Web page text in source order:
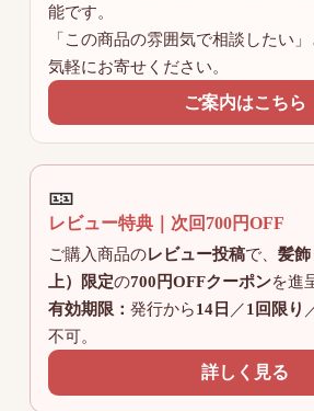
能です。
「この商品の雰囲気で相談したい
気軽にお寄せください。
ご案内はこちら
🎫
レビュー特典｜次回700円OFF
ご購入商品のレビュー投稿で、 髪飾
上）限定の700円OFFクーポンを進
有効期限： 発行から14日 ／1回限り
不可。
詳しく見る